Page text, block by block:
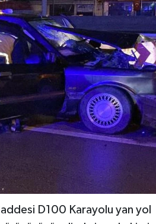
D100 Karayolu yan yol